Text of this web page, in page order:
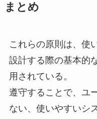
まとめ
これらの原則は、使
設計する際の基本的
用されている。
遵守することで、ユ
ない、使いやすいシ